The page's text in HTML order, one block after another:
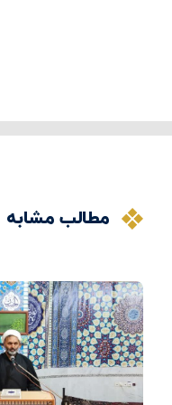
مطالب مشابه